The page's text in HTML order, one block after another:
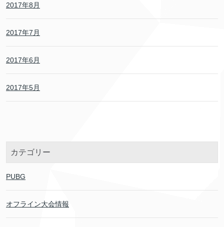
2017年8月
2017年7月
2017年6月
2017年5月
カテゴリー
PUBG
オフライン大会情報